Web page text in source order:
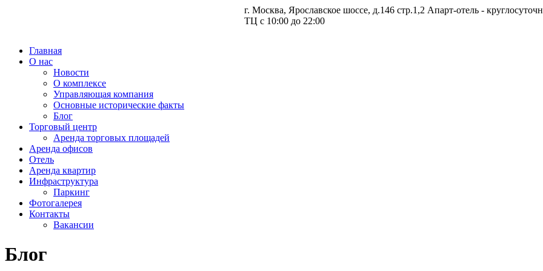
г. Москва, Ярославское шоссе, д.146 стр.1,2 Апарт-отель -
ТЦ с 10:00 до 22:00
Главная
О нас
Новости
О комплексе
Управляющая компания
Основные исторические факты
Блог
Торговый центр
Аренда торговых площадей
Аренда офисов
Отель
Аренда квартир
Инфраструктура
Паркинг
Фотогалерея
Контакты
Вакансии
Блог